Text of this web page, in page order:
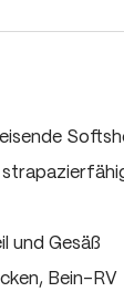
und Gesäß
Bein-RV